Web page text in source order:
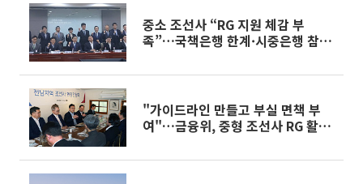
중소 조선사 “RG 지원 체감 부
족”…국책은행 한계·시중은행 참여
"가이드라인 만들고 부실 면책 부
여"…금융위, 중형 조선사 RG 활성